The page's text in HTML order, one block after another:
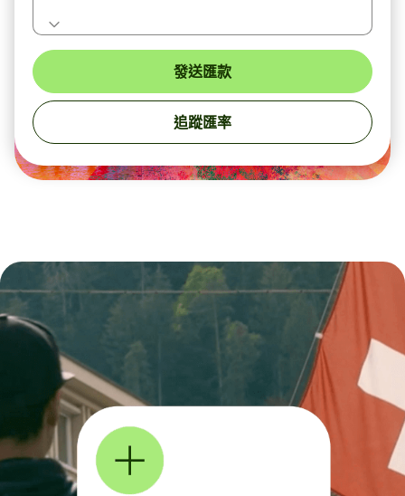
發送匯款
追蹤匯率